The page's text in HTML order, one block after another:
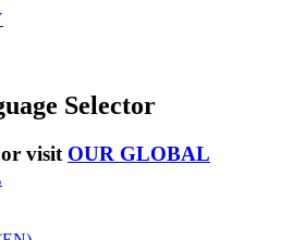
Selector
or visit OUR GLOBAL